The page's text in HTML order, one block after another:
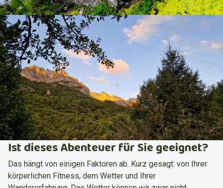
Ist dieses Abenteuer für Sie geeignet?
Das hängt von einigen Faktoren ab. Kurz gesagt: von Ihrer
körperlichen Fitness, dem Wetter und Ihrer